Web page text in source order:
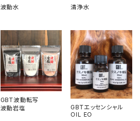
波動水 清浄水
GBT波動転写
波動岩塩
GBTエッセンシャル
OIL EO